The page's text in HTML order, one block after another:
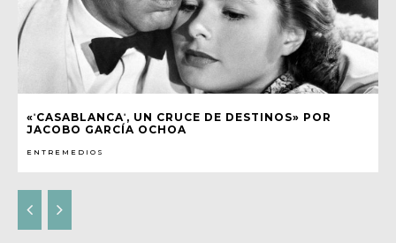
«ˈCASABLANCAˈ, UN CRUCE DE DESTINOS» POR
JACOBO GARCÍA OCHOA
ENTREMEDIOS